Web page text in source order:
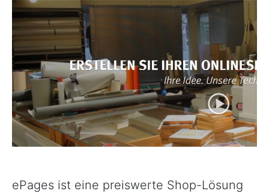
ePages
Shop
(Strato,
1&1)
ePages ist eine preiswerte Shop-Lösung